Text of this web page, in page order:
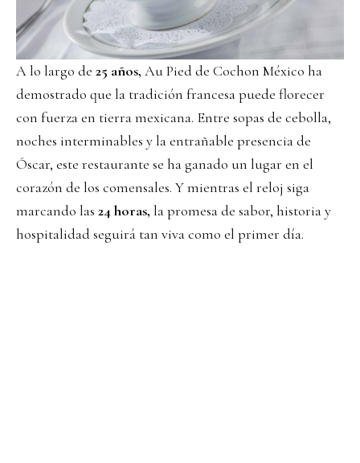
A lo largo de 25 años, Au Pied de Cochon México ha
demostrado que la tradición francesa puede florecer
con fuerza en tierra mexicana. Entre sopas de cebolla,
noches interminables y la entrañable presencia de
Óscar, este restaurante se ha ganado un lugar en el
corazón de los comensales. Y mientras el reloj siga
marcando las 24 horas, la promesa de sabor, historia y
hospitalidad seguirá tan viva como el primer día.